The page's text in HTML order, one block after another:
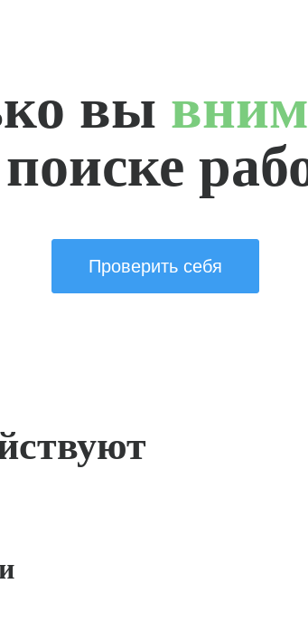
вы
Проверить себя